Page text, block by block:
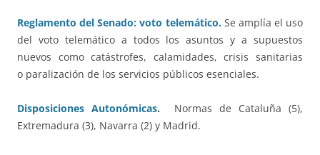
Reglamento del Senado: voto telemático.Se amplía el uso
del voto telemático a todos los asuntos y a supuestos
nuevos como catástrofes, calamidades, crisis sanitarias
o paralización de los servicios públicos esenciales.
Disposiciones Autonómicas.
Normas de Cataluña (5),
Extremadura (3), Navarra (2) y Madrid.